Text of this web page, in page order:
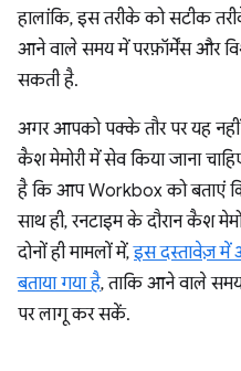
हालांकि, इस तरीके को सटीक
आने वाले समय में परफ़ॉर्मेंस और
सकती है.
अगर आपको पक्के तौर पर यह
कैश मेमोरी में सेव किया जाना
है कि आप Workbox को बताएं
साथ ही, रनटाइम के दौरान कैश
दोनों ही मामलों में,इस दस्तावेज़ में
बताया गया है, ताकि आने वाले
पर लागू कर सकें.